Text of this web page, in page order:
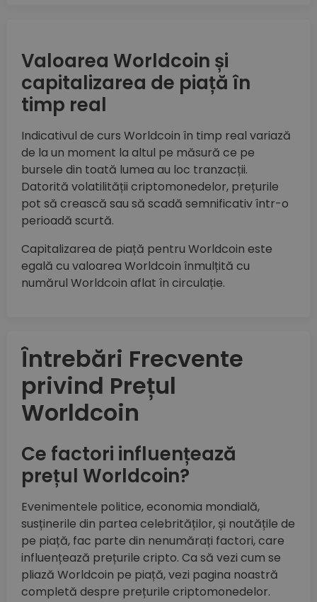
Valoarea Worldcoin și
capitalizarea de piață în
timp real
Indicativul de curs Worldcoin în timp real variază
de la un moment la altul pe măsură ce pe
bursele din toată lumea au loc tranzacții.
Datorită volatilității criptomonedelor, prețurile
pot să crească sau să scadă semnificativ într-o
perioadă scurtă.
Capitalizarea de piață pentru Worldcoin este
egală cu valoarea Worldcoin înmulțită cu
numărul Worldcoin aflat în circulație.
Întrebări Frecvente
privind Prețul
Worldcoin
Ce factori influențează
prețul Worldcoin?
Evenimentele politice, economia mondială,
susținerile din partea celebrităților, și noutățile de
pe piață, fac parte din nenumărați factori, care
influențează prețurile cripto. Ca să vezi cum se
pliază Worldcoin pe piață, vezi pagina noastră
completă despre prețurile criptomonedelor.